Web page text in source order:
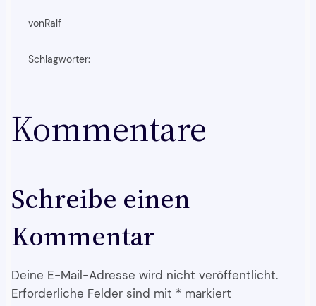
vonRalf
Schlagwörter:
Kommentare
Schreibe einen
Kommentar
Deine E-Mail-Adresse wird nicht veröffentlicht.
Erforderliche Felder sind mit * markiert